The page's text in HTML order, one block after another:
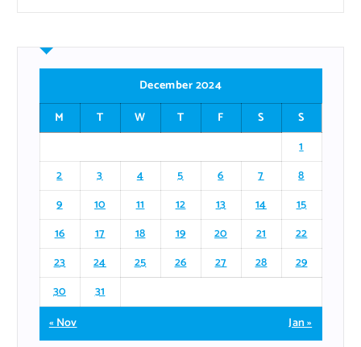
December 2024
M
T W T F S
S
1
2
3 4 5 6 7
8
9
10 11 12 13 14
15
16
17 18 19 20 21
22
23
24 25 26 27 28
29
30
31
« Nov
Jan »